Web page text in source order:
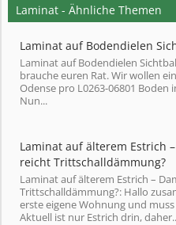
Laminat - Ähnliche Themen
Laminat auf Bodendielen
Laminat auf Bodendielen
brauche euren Rat. Wir wollen
Odense pro L0263-06801 Boden
Nun...
Laminat auf älterem Estrich
reicht Trittschalldämmung?
Laminat auf älterem Estrich –
Trittschalldämmung?: Hallo
erste eigene Wohnung und
Aktuell ist nur Estrich drin,